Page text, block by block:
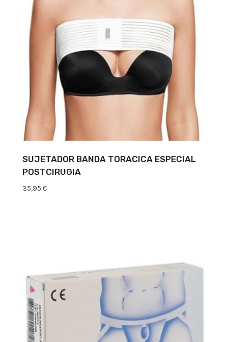
SUJETADOR BANDA TORACICA ESPECIAL
POSTCIRUGIA
35,95 €